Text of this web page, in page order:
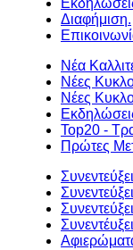
Διαφήμιση.
Νέα
Νέες
Νέες
Top20 -
Πρώτες